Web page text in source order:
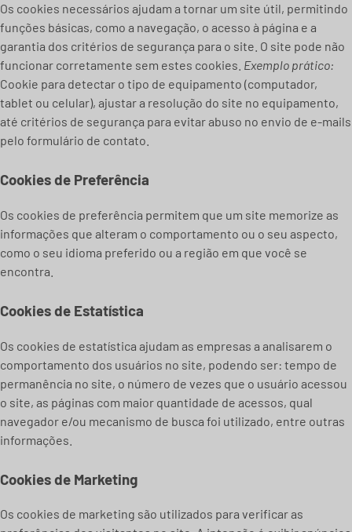
Os cookies necessários ajudam a tornar um site útil, permitindo
funções básicas, como a navegação, o acesso à página e a
garantia dos critérios de segurança para o site. O site pode não
funcionar corretamente sem estes cookies. Exemplo prático:
Cookie para detectar o tipo de equipamento (computador,
tablet ou celular), ajustar a resolução do site no equipamento,
até critérios de segurança para evitar abuso no envio de e-mails
pelo formulário de contato.
Cookies de Preferência
Os cookies de preferência permitem que um site memorize as
informações que alteram o comportamento ou o seu aspecto,
como o seu idioma preferido ou a região em que você se
encontra.
Cookies de Estatística
Os cookies de estatística ajudam as empresas a analisarem o
comportamento dos usuários no site, podendo ser: tempo de
permanência no site, o número de vezes que o usuário acessou
o site, as páginas com maior quantidade de acessos, qual
navegador e/ou mecanismo de busca foi utilizado, entre outras
informações.
Cookies de Marketing
Os cookies de marketing são utilizados para verificar as